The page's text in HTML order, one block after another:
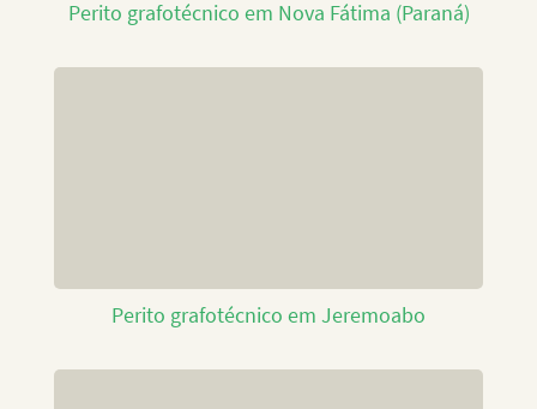
Perito grafotécnico em Nova Fátima (Paraná)
Perito grafotécnico em Jeremoabo